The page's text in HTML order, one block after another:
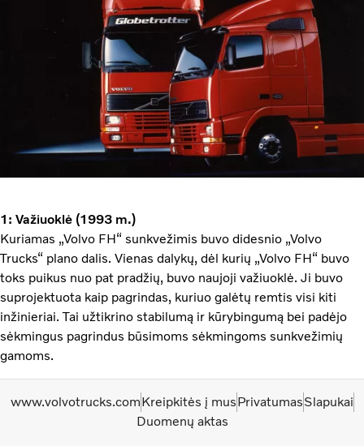
1: Važiuoklė (1993 m.)
Kuriamas „Volvo FH“ sunkvežimis buvo didesnio „Volvo
Trucks“ plano dalis. Vienas dalykų, dėl kurių „Volvo FH“ buvo
toks puikus nuo pat pradžių, buvo naujoji važiuoklė. Ji buvo
suprojektuota kaip pagrindas, kuriuo galėtų remtis visi kiti
inžinieriai. Tai užtikrino stabilumą ir kūrybingumą bei padėjo
sėkmingus pagrindus būsimoms sėkmingoms sunkvežimių
gamoms.
www.volvotrucks.comKreipkitės į musPrivatumasSlapukai
Duomenų aktas